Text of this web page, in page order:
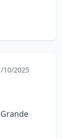
10/2025